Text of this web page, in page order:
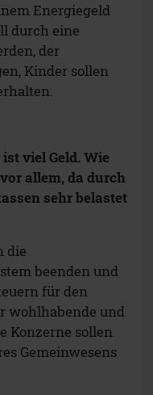
Energiegeld
durch eine
der
Kinder sollen
viel Geld. Wie
allem, da durch
sehr belastet
die
beenden und
für den
wohlhabende und
Konzerne sollen
Gemeinwesens